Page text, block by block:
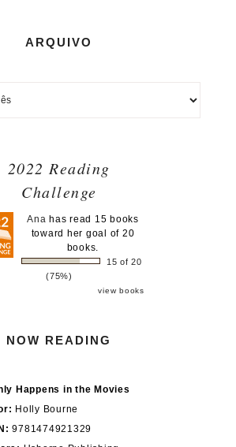
ARQUIVO
2022 Reading
Challenge
Ana has read 15 books
toward her goal of 20
books.
15 of 20
(75%)
view books
NOW READING
Happens in the Movies
Holly Bourne
9781474921329